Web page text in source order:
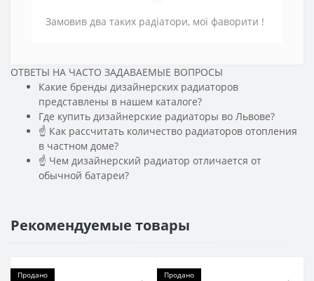
Замовив два таких радіатори, мої фаворити !
ОТВЕТЫ НА ЧАСТО ЗАДАВАЕМЫЕ ВОПРОСЫ
Какие бренды дизайнерских радиаторов
представлены в нашем каталоге?
Где купить дизайнерские радиаторы во Львове?
☝ Как рассчитать количество радиаторов отопления
в частном доме?
☝ Чем дизайнерский радиатор отличается от
обычной батареи?
Рекомендуемые товары
Продано Продано